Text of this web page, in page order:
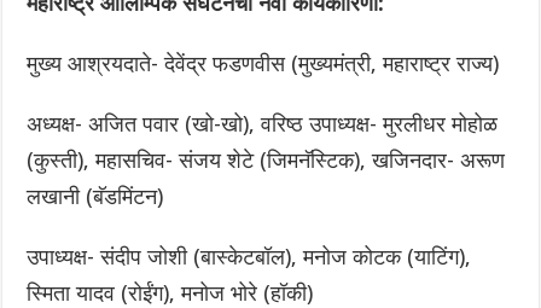
मुख्य आश्रयदाते- देवेंद्र फडणवीस (मुख्यमंत्री, महाराष्ट्र राज्य)
अध्यक्ष- अजित पवार (खो-खो), वरिष्ठ उपाध्यक्ष- मुरलीधर मोहोळ
(कुस्ती), महासचिव- संजय शेटे (जिमनॅस्टिक), खजिनदार- अरूण
लखानी (बॅडमिंटन)
उपाध्यक्ष- संदीप जोशी (बास्केटबॉल), मनोज कोटक (याटिंग),
स्मिता यादव (रोईंग), मनोज भोरे (हॉकी)